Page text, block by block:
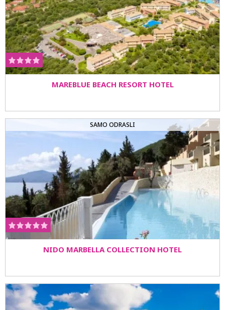
MAREBLUE BEACH RESORT HOTEL
SAMO ODRASLI
NIDO MARBELLA COLLECTION HOTEL